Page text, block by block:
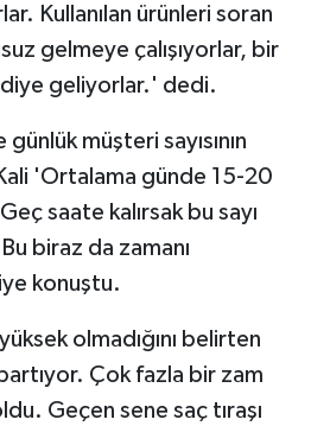
Kullanılan ürünleri soran
gelmeye çalışıyorlar, bir
diye geliyorlar.' dedi.
müşteri sayısının
'Ortalama günde 15-20
saate kalırsak bu sayı
biraz da zamanı
konuştu.
olmadığını belirten
Çok fazla bir zam
Geçen sene saç tıraşı